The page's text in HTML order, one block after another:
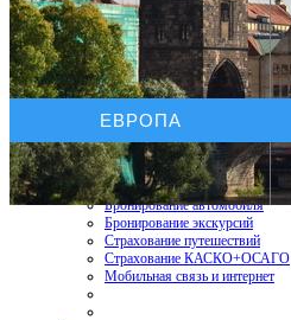
Карты и путеводители
Интерактивная карта
Карты платных дорог
Карта сайта
Услуги On-line
Бронирование отелей
Бронирование автомобиля
Бронирование экскурсий
Страхование путешествий
Страхование КАСКО+ОСАГО
Мобильная связь и интернет
ЕВРОПА